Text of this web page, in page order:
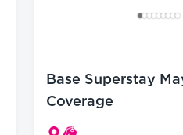
Base Superstay
Coverage